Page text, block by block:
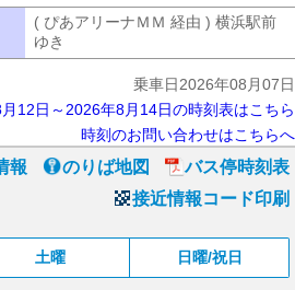
( ぴあアリーナＭＭ 経由 ) 横浜駅前
ゆき
乗車日2026年08月07日
12日～2026年8月14日の時刻表はこちら
時刻のお問い合わせはこちらへ
報 のりば地図
バス停時刻表
接近情報コード印刷
土曜 日曜/祝日